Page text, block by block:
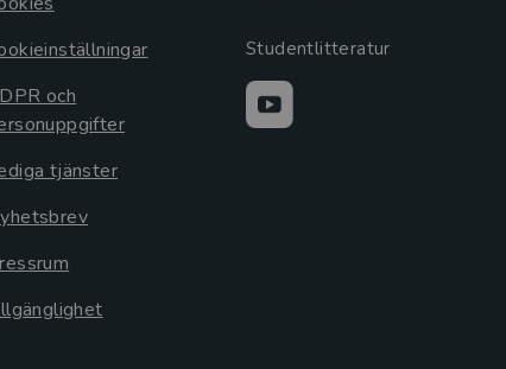
och
tjänster
Studentlitteratur